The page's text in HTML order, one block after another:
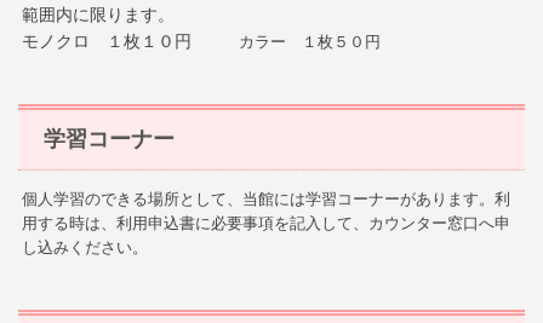
範囲内に限ります。
モノクロ １枚１０円
カラー １枚５０円
学習コーナー
個人学習のできる場所として、当館には学習コーナーがあります。利
用する時は、利用申込書に必要事項を記入して、カウンター窓口へ申
し込みください。